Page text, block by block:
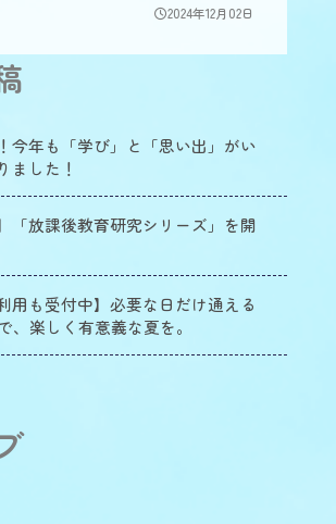
2024年12月02日
今年も「学び」と「思い出」がい
ました！
「放課後教育研究シリーズ」を開
用も受付中】必要な日だけ通える
、楽しく有意義な夏を。